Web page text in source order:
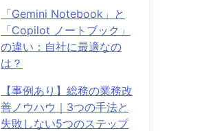
「Gemini Notebook」と
「Copilot ノートブック」
の違い：自社に最適なの
は？
【事例あり】総務の業務改
善ノウハウ｜3つの手法と
失敗しない5つのステップ